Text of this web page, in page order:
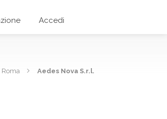
Accedi
Roma Aedes Nova S.r.l.